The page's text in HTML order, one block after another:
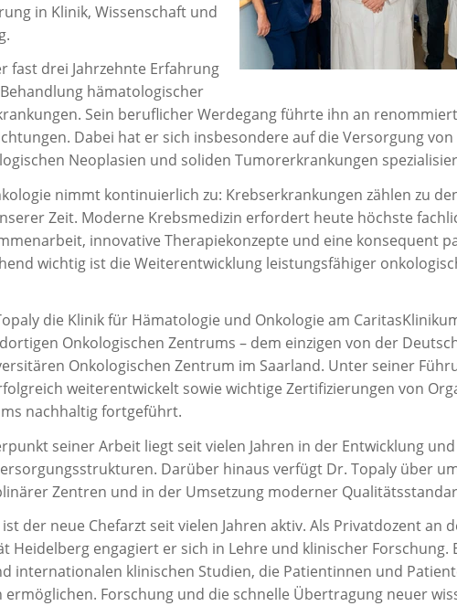
in Klinik, Wissenschaft und
fast drei Jahrzehnte Erfahrung
hämatologischer
Sein beruflicher Werdegang führte ihn an
Dabei hat er sich insbesondere auf die Versorgung
Neoplasien und soliden Tumorerkrankungen
nimmt kontinuierlich zu: Krebserkrankungen zählen zu
Zeit. Moderne Krebsmedizin erfordert heute höchste
innovative Therapiekonzepte und eine konsequent
wichtig ist die Weiterentwicklung leistungsfähiger
die Klinik für Hämatologie und Onkologie am
Onkologischen Zentrums – dem einzigen von der
Onkologischen Zentrum im Saarland. Unter seiner
weiterentwickelt sowie wichtige Zertifizierungen von
nachhaltig fortgeführt.
seiner Arbeit liegt seit vielen Jahren in der Entwicklung
Darüber hinaus verfügt Dr. Topaly über
Zentren und in der Umsetzung moderner
der neue Chefarzt seit vielen Jahren aktiv. Als Privatdozent an
Heidelberg engagiert er sich in Lehre und klinischer Forschung.
internationalen klinischen Studien, die Patientinnen und
ermöglichen. Forschung und die schnelle Übertragung neuer